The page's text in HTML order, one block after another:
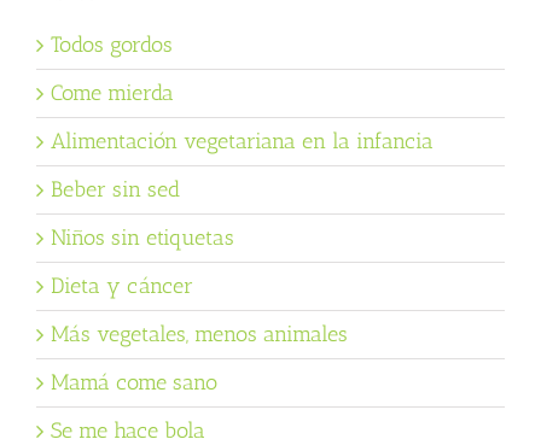
Todos gordos
Come mierda
Alimentación vegetariana en la infancia
Beber sin sed
Niños sin etiquetas
Dieta y cáncer
Más vegetales, menos animales
Mamá come sano
Se me hace bola